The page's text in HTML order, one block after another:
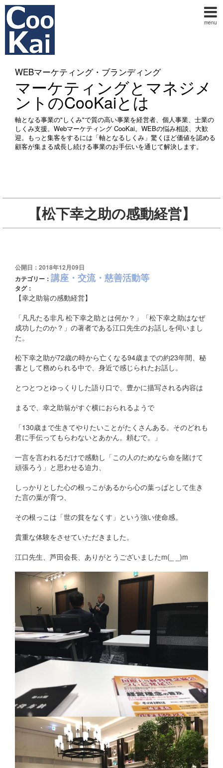
menu
WEBマーケティング・ブランディング
マーケティングとマネジメ
ントのCooKaiとは
軸となる事業の"しくみ"で質の高い事業を経営者、個人事業、士業の
しくみ支援。Webマーケティング CooKai。WEBの悩み相談、大歓
迎。もっと集客をするには「軸となるしくみ」驚くほど価値を認める
顧客が集まる成長し続ける事業のお手伝いを通じて解決します。
【松下幸之助の感動経営】
公開日：2018年12月09日
カテゴリー： 講座・交流・慈善活動等
タグ：
【幸之助翁の感動経営】
「凡凡たる非凡 松下幸之助とは何か？」「松下幸之助はなぜ
成功したのか？」の著者である江口先生のお話しを伺いまし
た。
松下幸之助が72歳の時から亡くなる94歳までの約23年間、秘
書として務められる中で、身近で感じられたお話し。
とつとつとゆっくりした語り口で、豊かに描写される内容は
まるで、幸之助翁がすぐ横におられるようで
「130歳まで生きてやりたいことがたくさんある。そのどれも
君に手伝ってもらわないとあかん。頼むで。」
一言を言われるだけで感動し「この人のためなら命を賭けて
頑張ろう」と思わせる迫力、
しっかりとした心の根っこがあるから心の葉っぱとして生き
た言の葉が育つ、
その根っこは「世の貧をなくす」という強い使命感。
貴重な体験をさせていただきました。
江口先生、芦田会長、ありがとうございましたm(_ _)m